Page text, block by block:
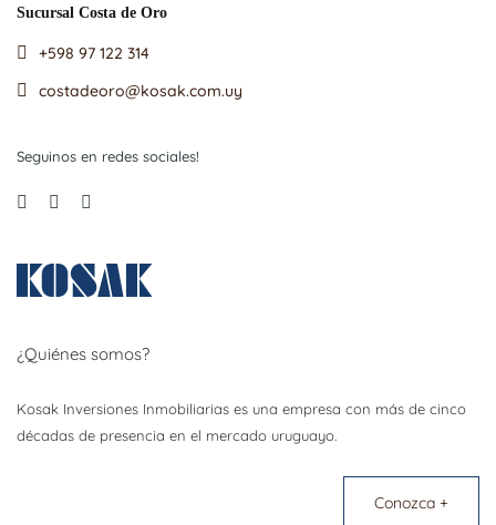
Sucursal Costa de Oro
+598 97 122 314
costadeoro@kosak.com.uy
Seguinos en redes sociales!
¿Quiénes somos?
Kosak Inversiones Inmobiliarias es una empresa con más de cinco
décadas de presencia en el mercado uruguayo.
Conozca +